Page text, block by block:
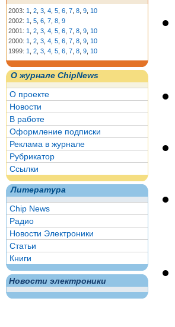
2003: 1 2 3 4 5 6 7 8 9 10
2002: 1 5 6 7 8 9
2001: 1 2 3 4 5 6 7 8 9 10
2000: 1 2 3 4 5 6 7 8 9 10
1999: 1 2 3 4 5 6 7 8 9 10
О журнале ChipNews
О проекте
Новости
В работе
Оформление подписки
Реклама в журнале
Рубрикатор
Ссылки
Литература
Chip News
Радио
Новости Электроники
Статьи
Книги
Новости электроники